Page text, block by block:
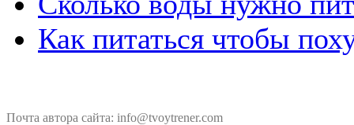
Как питаться чтобы
Почта автора сайта: info@tvoytrener.com